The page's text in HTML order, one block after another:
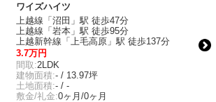
ワイズハイツ
上越線「沼田」駅 徒歩47分
上越線「岩本」駅 徒歩95分
上越新幹線「上毛高原」駅 徒歩137分
3.7万円
間取:2LDK
建物面積:- / 13.97坪
土地面積:- / -
敷金/礼金:0ヶ月/0ヶ月